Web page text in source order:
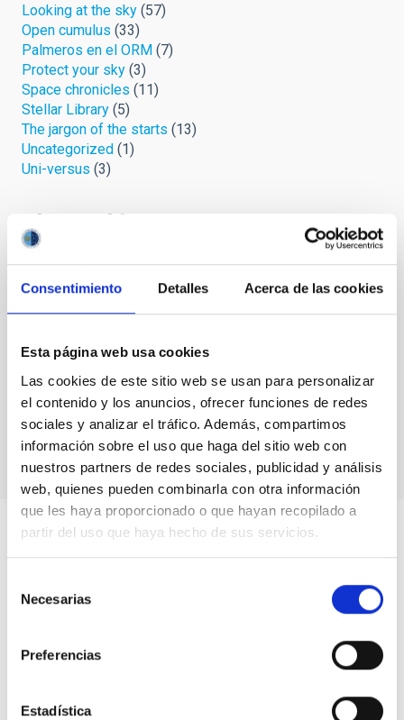
Consentimiento Detalles Acerca de las cookies
Esta página web usa cookies
Las cookies de este sitio web se usan para personalizar
el contenido y los anuncios, ofrecer funciones de redes
sociales y analizar el tráfico. Además, compartimos
información sobre el uso que haga del sitio web con
nuestros partners de redes sociales, publicidad y análisis
web, quienes pueden combinarla con otra información
que les haya proporcionado o que hayan recopilado a
partir del uso que haya hecho de sus servicios.
Necesarias
Preferencias
Estadística
Looking at the sky (57)
Open cumulus (33)
Palmeros en el ORM (7)
Protect your sky (3)
Space chronicles (11)
Stellar Library (5)
The jargon of the starts (13)
Uncategorized (1)
Uni-versus (3)
Blog Archive
August 2026(2)
July 2026
(7)
June 2026(2)
April 2026(1)
February 2026(3)
December 2025(2)
November 2025(1)
October 2025(3)
August 2025
(1)